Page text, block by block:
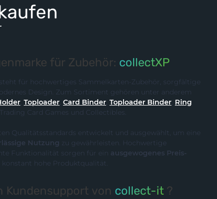
für Zubehör: collectXP
für hochwertiges Sammelkarten-Zubehör, sorgfältige
Design. Zum Sortiment gehören unter anderem
, Toploader, Card Binder, Toploader Binder, Ring
Card Games und Collectibles.
Qualitätsstandards entwickelt und ausgewählt, um eine
Nutzung zu gewährleisten. Hochwertige
Funktionalität sorgen für ein ausgewogenes Preis-
hohe Produktqualität.
Kundensupport von collect-it ?